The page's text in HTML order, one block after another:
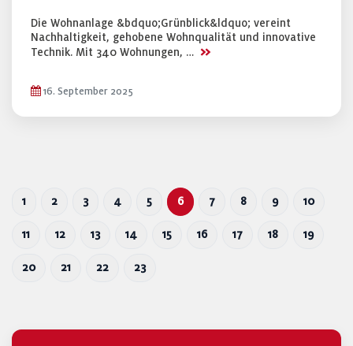
Die Wohnanlage &bdquo;Grünblick&ldquo; vereint
Nachhaltigkeit, gehobene Wohnqualität und innovative
Technik. Mit 340 Wohnungen, … >>
16. September 2025
1 2 3 4 5 6 7 8 9 10
11 12 13 14 15 16 17 18 19
20 21 22 23